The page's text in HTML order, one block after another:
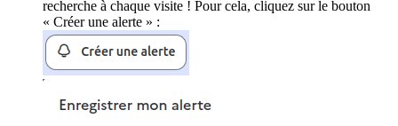
recherche à chaque visite ! Pour cela, cliquez sur le bouton
« Créer une alerte » :